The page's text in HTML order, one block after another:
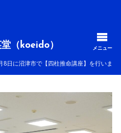
（koeido） メニュー
8日に沼津市で【四柱推命講座】を行いまし